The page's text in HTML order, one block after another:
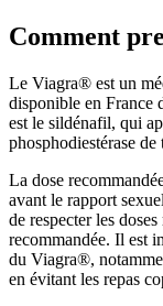
Comment
Le Viagra® est un
disponible en France
est le sildénafil, qui
phosphodiestérase de
La dose
avant le rapport
de respecter les
recommandée. Il est
du Viagra®,
en évitant les repas